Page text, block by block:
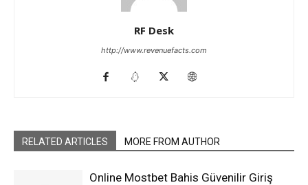
RF Desk
http://www.revenuefacts.com
RELATED ARTICLES MORE FROM AUTHOR
Online Mostbet Bahis Güvenilir Giriş